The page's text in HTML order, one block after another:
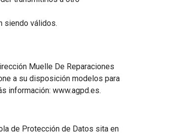
siendo válidos.
Muelle De Reparaciones
a su disposición modelos para
información: www.agpd.es.
de Protección de Datos sita en